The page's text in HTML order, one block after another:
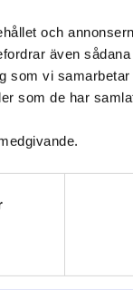
och
även
som vi
som de har